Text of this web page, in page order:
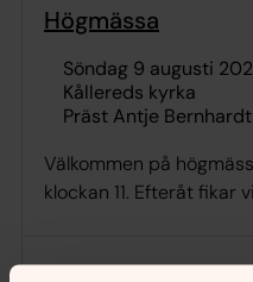
Högmässa
söndag 9 augusti
Kållereds kyrka
Präst Antje Bernhardt
Välkommen på
klockan 11. Efteråt fikar